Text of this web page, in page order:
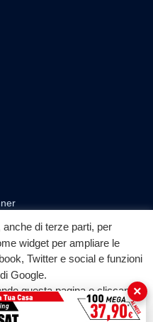
▶
YouTube
di terze parti, per
widget per ampliare le
Twitter e social e funzioni
Google.
questa pagina o cliccando
all'uso dei cookie.
×